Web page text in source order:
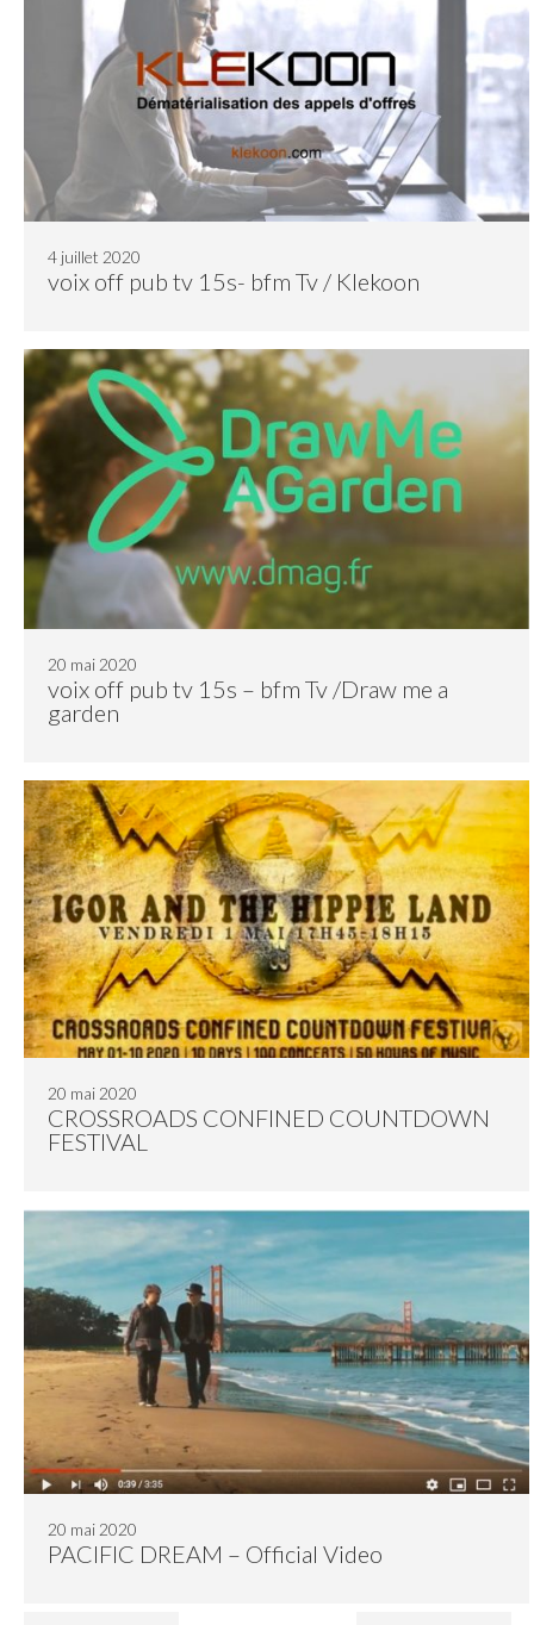
4 juillet 2020
voix off pub tv 15s- bfm Tv / Klekoon
20 mai 2020
voix off pub tv 15s – bfm Tv /Draw me a
garden
20 mai 2020
CROSSROADS CONFINED COUNTDOWN
FESTIVAL
20 mai 2020
PACIFIC DREAM – Official Video